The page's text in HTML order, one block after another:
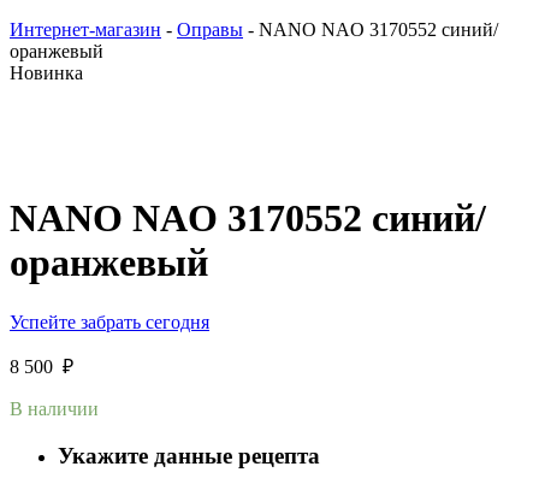
Интернет-магазин - Оправы - NANO NAO 3170552 синий/
оранжевый
Новинка
NANO NAO 3170552 синий/
оранжевый
Успейте забрать сегодня
8 500 ₽
В наличии
Укажите данные рецепта